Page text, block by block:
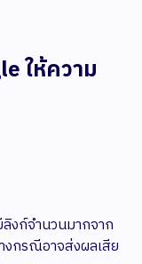
ให้ความ
งก์จำนวนมากจาก
งกรณีอาจส่งผลเสีย